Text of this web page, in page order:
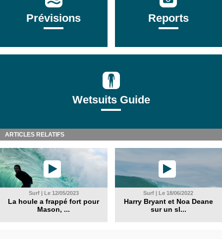
Prévisions Reports
Wetsuits Guide
ARTICLES RELATIFS
Surf | Le 12/05/2023
La houle a frappé fort pour
Mason, ...
Surf | Le 18/06/2022
Harry Bryant et Noa Deane
sur un sl...